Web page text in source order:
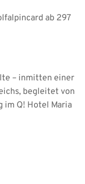
ab 297
– inmitten einer
begleitet von
im Q! Hotel Maria